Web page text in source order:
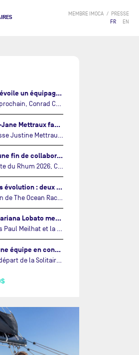
MEMBRE IMOCA
PRESSE
FR
EN
Conrad Colman dévoile un équipage 100% néo-zélandais tourné vers l'avenir…
Le 1er septembre prochain, Conrad Colman prendra le départ de la première édition de The Ocean Race Atlantic, une nouvelle course IMOCA en équipage reliant New York à Lorient. À bord de MSIG Europe, le skipper néo-zélandais sera entouré de trois jeunes talents issus de la voile néo-zélandaise : Megan Thomson, Anna Merchant et Aaron Hume-Merry.…
Justine et Élodie-Jane Mettraux face à face sur la transatlantique The Ocean Race Atlantic…
Charal annonce une fin de collaboration avec Jérémie Beyou et le Beyou Racing après la Route du Rhum…
À l’issue de la Route du Rhum 2026, Charal et le Beyou Racing mettront fin à leur collaboration. Il a été décidé de manière concertée, après dix ans d’une collaboration riche et performante, d’ouvrir une nouvelle ère pour le projet du Charal Sailing Team.…
Révolution versus évolution : deux nouveaux IMOCA très différents se préparent pour The Ocean Race Atlantic…
Paul Meilhat et Mariana Lobato mettent à l’eau leur bateau et lancent leur nouvelle campagne « United by the Ocean »…
Le skipper français Paul Meilhat et la co-skipper portugaise Mariana Lobato mettent à l’eau aujourd’hui à Lorient leur IMOCA à bord duquel ils participeront à The Ocean Race Atlantic (septembre 2026) puis à The Ocean Race, le tour du monde en équipage (janvier 2027).…
Les coulisses d'une équipe en construction vers le Vendée Globe…